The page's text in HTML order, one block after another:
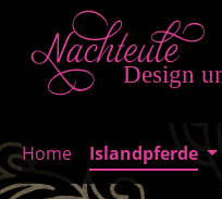
Hauptinhalt springen
Zur Suche springen
Zur Hauptnavigation
Home Islandpferde